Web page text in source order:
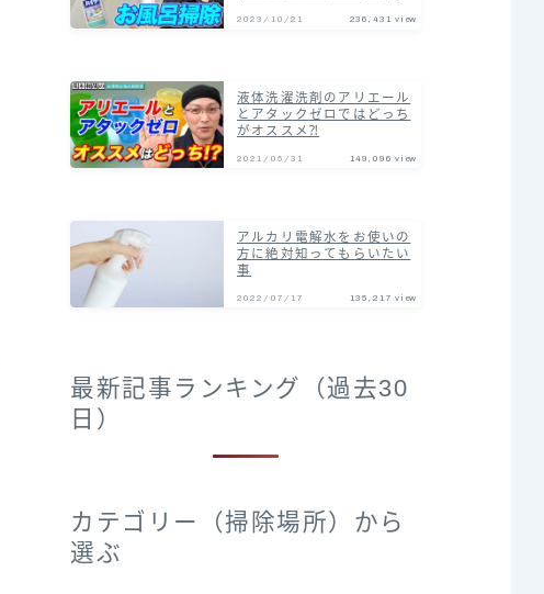
術！
2023/10/21 236,431 view
液体洗濯洗剤のアリエール
とアタックゼロではどっち
がオススメ⁈
2021/05/31 149,096 view
アルカリ電解水をお使いの
方に絶対知ってもらいたい
事
2022/07/17 135,217 view
最新記事ランキング（過去30
日）
カテゴリー（掃除場所）から
選ぶ